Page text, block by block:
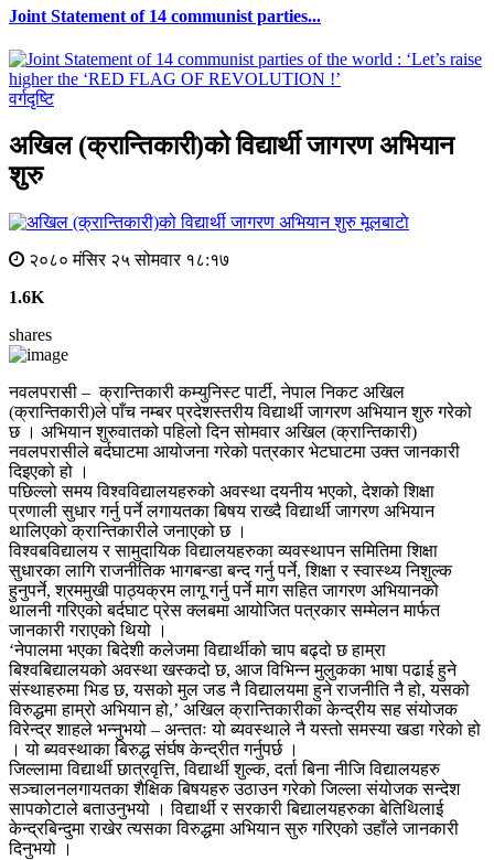
Joint Statement of 14 communist parties...
वर्गदृष्टि
अखिल (क्रान्तिकारी)को विद्यार्थी जागरण अभियान
शुरु
मूलबाटाे
२०८० मंसिर २५ सोमवार १८:१७
1.6K
shares
नवलपरासी – क्रान्तिकारी कम्युनिस्ट पार्टी, नेपाल निकट अखिल
(क्रान्तिकारी)ले पाँच नम्बर प्रदेशस्तरीय विद्यार्थी जागरण अभियान शुरु गरेको
छ । अभियान शुरुवातको पहिलो दिन सोमवार अखिल (क्रान्तिकारी)
नवलपरासीले बर्दघाटमा आयोजना गरेको पत्रकार भेटघाटमा उक्त जानकारी
दिइएको हो ।
पछिल्लो समय विश्वविद्यालयहरुको अवस्था दयनीय भएको, देशको शिक्षा
प्रणाली सुधार गर्नु पर्ने लगायतका बिषय राख्दै विद्यार्थी जागरण अभियान
थालिएको क्रान्तिकारीले जनाएको छ ।
विश्वबविद्यालय र सामुदायिक विद्यालयहरुका व्यवस्थापन समितिमा शिक्षा
सुधारका लागि राजनीतिक भागबन्डा बन्द गर्नु पर्ने, शिक्षा र स्वास्थ्य निशुल्क
हुनुपर्ने, श्रममुखी पाठ्यक्रम लागू गर्नु पर्ने माग सहित जागरण अभियानको
थालनी गरिएको बर्दघाट प्रेस क्लबमा आयोजित पत्रकार सम्मेलन मार्फत
जानकारी गराएको थियो ।
‘नेपालमा भएका बिदेशी कलेजमा विद्यार्थीको चाप बढ्दो छ हाम्रा
बिश्वबिद्यालयको अवस्था खस्कदो छ, आज विभिन्न मुलुकका भाषा पढाई हुने
संस्थाहरुमा भिड छ, यसको मुल जड नै विद्यालयमा हुने राजनीति नै हो, यसको
विरुद्धमा हाम्रो अभियान हो,’ अखिल क्रान्तिकारीका केन्द्रीय सह संयोजक
विरेन्द्र शाहले भन्नुभयो – अन्ततः यो ब्यवस्थाले नै यस्तो समस्या खडा गरेको हो
। यो ब्यवस्थाका बिरुद्ध संर्घष केन्द्रीत गर्नुपर्छ ।
जिल्लामा विद्यार्थी छात्रवृत्ति, विद्यार्थी शुल्क, दर्ता बिना नीजि विद्यालयहरु
सञ्चालनलगायतका शैक्षिक बिषयहरु उठाउन गरेको जिल्ला संयोजक सन्देश
सापकोटाले बताउनुभयो । विद्यार्थी र सरकारी बिद्यालयहरुका बेतिथिलाई
केन्द्रबिन्दुमा राखेर त्यसका विरुद्धमा अभियान सुरु गरिएको उहाँले जानकारी
दिनुभयो ।